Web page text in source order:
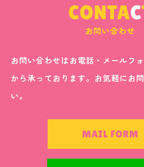
CONTAC
お問い合わせ
お問い合わせはお電話・メールフ
から承っております。お気軽にお
い。
MAIL FORM